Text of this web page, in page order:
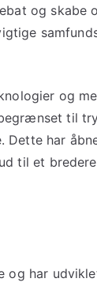
og skabe
og
til
Dette har
til et
og har